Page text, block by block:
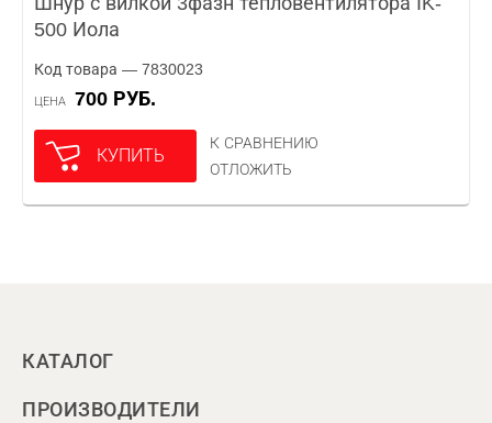
500 Иола
Код товара — 7830023
ЦЕНА 700 РУБ.
КУПИТЬ
К СРАВНЕНИЮ
ОТЛОЖИТЬ
КАТАЛОГ
ПРОИЗВОДИТЕЛИ